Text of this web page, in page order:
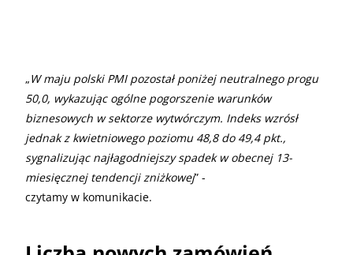
„W maju polski PMI pozostał poniżej neutralnego progu
50,0, wykazując ogólne pogorszenie warunków
biznesowych w sektorze wytwórczym. Indeks wzrósł
jednak z kwietniowego poziomu 48,8 do 49,4 pkt.,
sygnalizując najłagodniejszy spadek w obecnej 13-
miesięcznej tendencji zniżkowej” -
czytamy w komunikacie.